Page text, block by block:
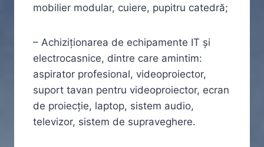
mobilier modular, cuiere, pupitru catedră;
– Achiziționarea de echipamente IT și
electrocasnice, dintre care amintim:
aspirator profesional, videoproiector,
suport tavan pentru videoproiector, ecran
de proiecție, laptop, sistem audio,
televizor, sistem de supraveghere.